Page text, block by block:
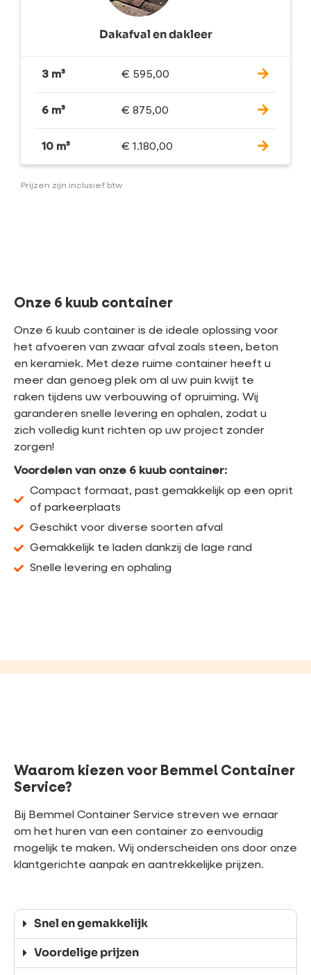
Dakafval en dakleer
3 m³ € 595,00
6 m³ € 875,00
10 m³ € 1.180,00
Prijzen zijn inclusief btw
Onze 6 kuub container
Onze 6 kuub container is de ideale oplossing voor
het afvoeren van zwaar afval zoals steen, beton
en keramiek. Met deze ruime container heeft u
meer dan genoeg plek om al uw puin kwijt te
raken tijdens uw verbouwing of opruiming. Wij
garanderen snelle levering en ophalen, zodat u
zich volledig kunt richten op uw project zonder
zorgen!
Voordelen van onze 6 kuub container:
Compact formaat, past gemakkelijk op een oprit
of parkeerplaats
Geschikt voor diverse soorten afval
Gemakkelijk te laden dankzij de lage rand
Snelle levering en ophaling
Waarom kiezen voor Bemmel Container
Service?
Bij Bemmel Container Service streven we ernaar
om het huren van een container zo eenvoudig
mogelijk te maken. Wij onderscheiden ons door onze
klantgerichte aanpak en aantrekkelijke prijzen.
Snel en gemakkelijk
Voordelige prijzen